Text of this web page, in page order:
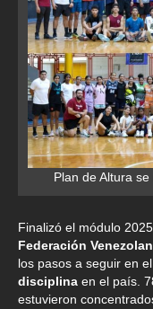
Plan de Altura
Finalizó el módulo
Federación
los pasos a seguir en el
disciplina en el país.
estuvieron